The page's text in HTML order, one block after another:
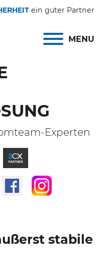
ein guter Partner
MENU
Experten
stabile